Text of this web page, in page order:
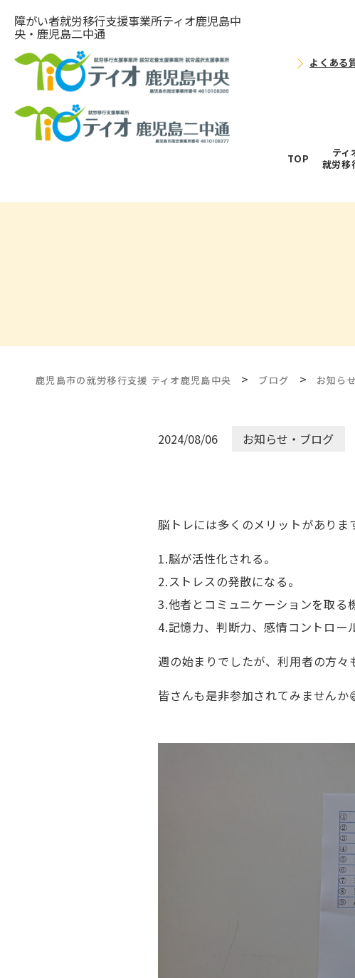
障がい者就労移⾏⽀援事業所ティオ⿅児島中
央・鹿児島二中通
よくある
TOP
ティ
就労移
鹿児島市の就労移行支援 ティオ鹿児島中央 > ブログ > お知ら
2024/08/06 お知らせ・ブログ
脳トレには多くのメリットがありま
1.脳が活性化される。
2.ストレスの発散になる。
3.他者とコミュニケーションを取る
4.記憶力、判断力、感情コントロー
週の始まりでしたが、利用者の方々
皆さんも是非参加されてみませんか